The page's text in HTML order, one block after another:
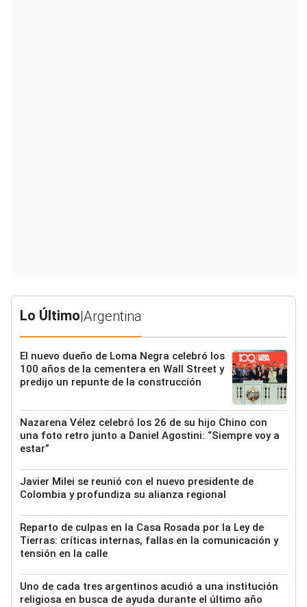
Lo Último|Argentina
El nuevo dueño de Loma Negra celebró los
100 años de la cementera en Wall Street y
predijo un repunte de la construcción
Nazarena Vélez celebró los 26 de su hijo Chino con
una foto retro junto a Daniel Agostini: “Siempre voy a
estar”
Javier Milei se reunió con el nuevo presidente de
Colombia y profundiza su alianza regional
Reparto de culpas en la Casa Rosada por la Ley de
Tierras: críticas internas, fallas en la comunicación y
tensión en la calle
Uno de cada tres argentinos acudió a una institución
religiosa en busca de ayuda durante el último año